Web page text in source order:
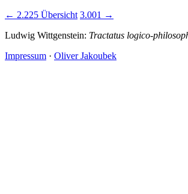
← 2.225 Übersicht 3.001 →
Ludwig Wittgenstein: Tractatus logico-
Impressum · Oliver Jakoubek